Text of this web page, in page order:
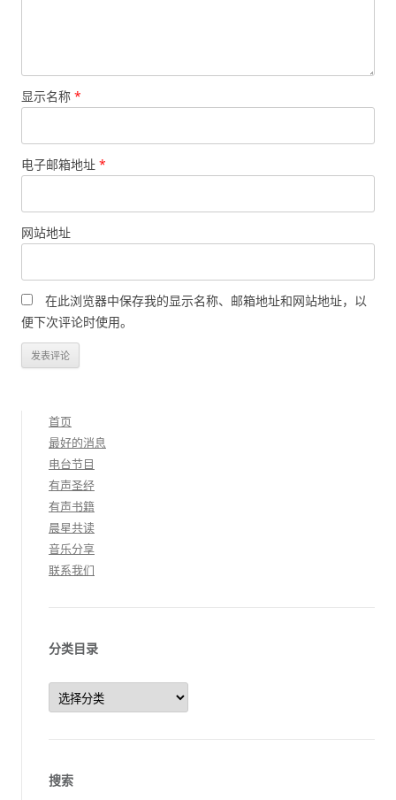
显示名称 *
电子邮箱地址 *
网站地址
在此浏览器中保存我的显示名称、邮箱地址和网站地址，以
便下次评论时使用。
首页
最好的消息
电台节目
有声圣经
有声书籍
晨星共读
音乐分享
联系我们
分类目录
分
类
目
搜索